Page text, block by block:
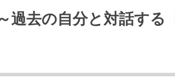
過去の自分と対話する